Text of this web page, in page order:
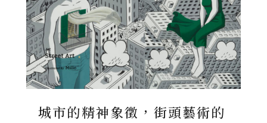
城市的精神象徵，街頭藝術的